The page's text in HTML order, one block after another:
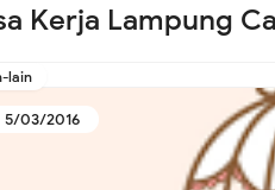
Kerja Lampung
lain
5/03/2016